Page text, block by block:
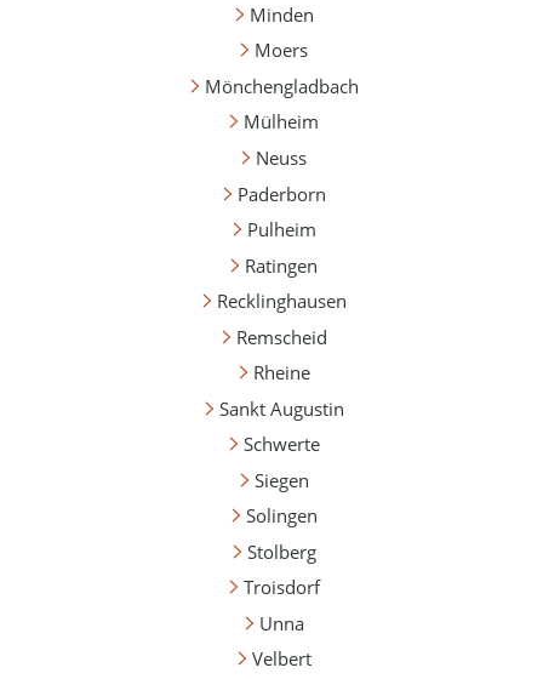
Minden
Moers
Mönchengladbach
Mülheim
Neuss
Paderborn
Pulheim
Ratingen
Recklinghausen
Remscheid
Rheine
Sankt Augustin
Schwerte
Siegen
Solingen
Stolberg
Troisdorf
Unna
Velbert